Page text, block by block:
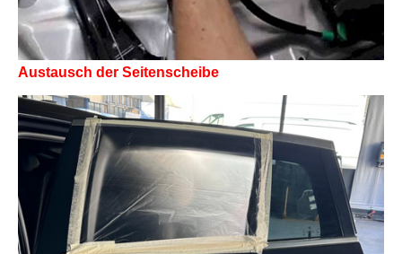
Austausch der Seitenscheibe